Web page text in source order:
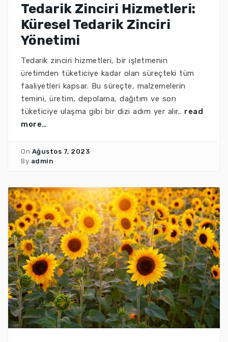
Tedarik Zinciri Hizmetleri:
Küresel Tedarik Zinciri
Yönetimi
Tedarik zinciri hizmetleri, bir işletmenin
üretimden tüketiciye kadar olan süreçteki tüm
faaliyetleri kapsar. Bu süreçte, malzemelerin
temini, üretim, depolama, dağıtım ve son
tüketiciye ulaşma gibi bir dizi adım yer alır.. read
more…
On Ağustos 7, 2023
By admin